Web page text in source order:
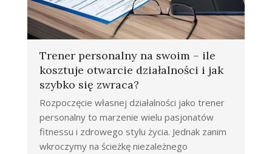
Trener personalny na swoim – ile
kosztuje otwarcie działalności i jak
szybko się zwraca?
Rozpoczęcie własnej działalności jako trener
personalny to marzenie wielu pasjonatów
fitnessu i zdrowego stylu życia. Jednak zanim
wkroczymy na ścieżkę niezależnego